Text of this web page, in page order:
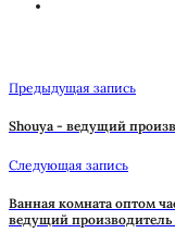
Предыдущая запись
Shouya - ведущий
Следующая запись
Ванная комната оптом
ведущий